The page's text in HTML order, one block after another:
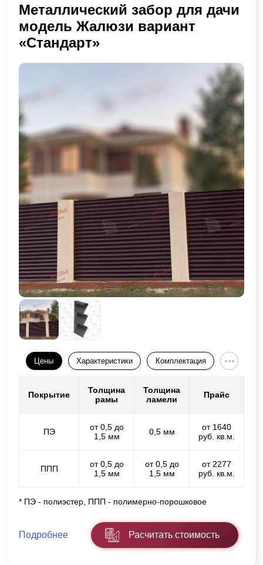
Металлический забор для дачи
модель Жалюзи вариант
«Стандарт»
Цены Характеристики Комплектация
Покрытие
Толщина
рамы
Толщина
ламели
Прайс
ПЭ
от 0,5 до
1,5 мм
0,5 мм
от 1640
руб. кв.м.
ППП
от 0,5 до
1,5 мм
от 0,5 до
1,5 мм
от 2277
руб. кв.м.
* ПЭ - полиэстер, ППП - полимерно-порошковое
Подробнее Расчитать стоимость